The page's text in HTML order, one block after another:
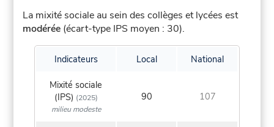
La mixité sociale au sein des collèges et lycées est
modérée (écart-type IPS moyen : 30).
Indicateurs Local National
Mixité sociale
(IPS) (2025)
milieu modeste
90 107